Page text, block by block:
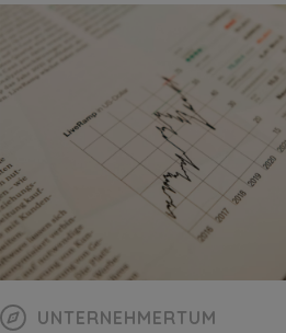
UNTERNEHMERTUM